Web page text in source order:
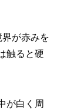
界が赤みを
触ると硬
が白く周